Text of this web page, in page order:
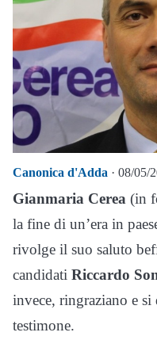
Canonica d'Adda · 08/05/
Gianmaria Cerea (in
la fine di un’era in
rivolge il suo saluto
candidati Riccardo
invece, ringraziano e
testimone.